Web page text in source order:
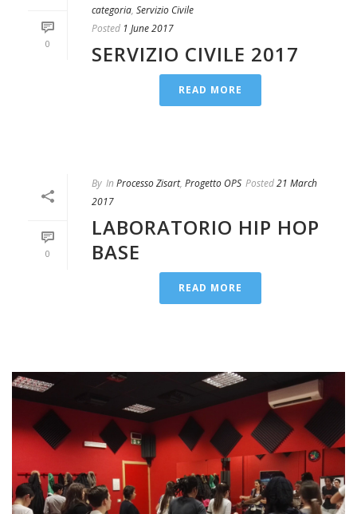
0
categoria, Servizio Civile
Posted 1 June 2017
SERVIZIO CIVILE 2017
READ MORE
0
By In Processo Zisart, Progetto OPS Posted21 March
2017
LABORATORIO HIP HOP
BASE
READ MORE